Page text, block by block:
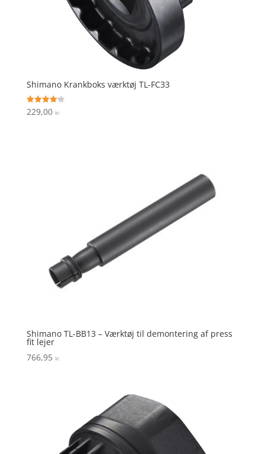
Shimano Krankboks værktøj TL-FC33
Vurderet
4.2
229,00 kr.
Shimano TL-BB13 – Værktøj til demontering af press
fit lejer
766,95 kr.